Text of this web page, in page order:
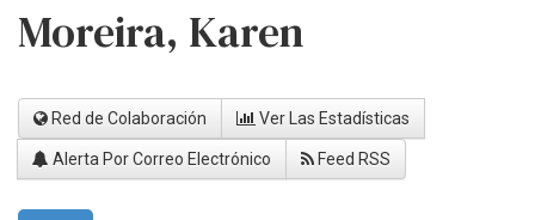
Moreira, Karen
Red de Colaboración Ver Las Estadísticas
Alerta Por Correo Electrónico Feed RSS